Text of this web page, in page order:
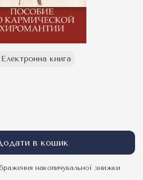
Електронна книга
в кошик
накопичувальної знижки